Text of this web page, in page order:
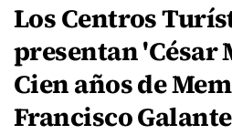
Los Centros
presentan 'César
Cien años de
Francisco Galante